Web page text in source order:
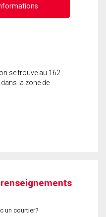
se trouve au 162
la zone de
un courtier?